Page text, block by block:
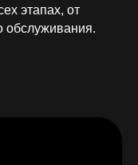
этапах, от
обслуживания.